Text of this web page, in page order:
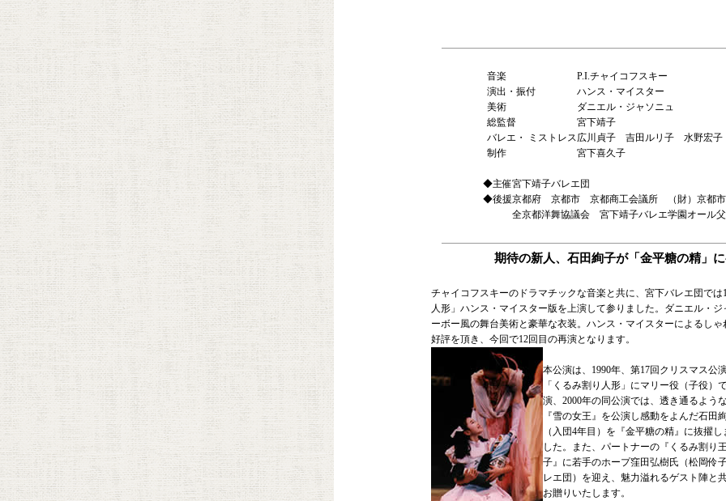
音楽
P.I.チャイコフスキー
演出・振付
ハンス・マイスター
美術
ダニエル・ジャソニュ
総監督
宮下靖子
バレエ・ ミストレス 広川貞子 吉田ルリ子 水野宏
制作
宮下喜久子
◆主催宮下靖子バレエ団
◆後援京都府 京都市 京都商工会議所 （財）京都市
全京都洋舞協議会 宮下靖子バレエ学園オール
期待の新人、石田絢子が「金平糖の精」
チャイコフスキーのドラマチックな音楽と共に、宮下バレエ団では
人形」ハンス・マイスター版を上演して参りました。ダニエル・
ーボー風の舞台美術と豪華な衣装。ハンス・マイスターによるし
好評を頂き、今回で12回目の再演となります。
本公演は、1990年、第17回クリスマス公
「くるみ割り人形」にマリー役（子役）
演、2000年の同公演では、透き通るよう
『雪の女王』を公演し感動をよんだ石田
（入団4年目）を『金平糖の精』に抜擢し
した。また、パートナーの『くるみ割り
子』に若手のホープ窪田弘樹氏（松岡伶
レエ団）を迎え、魅力溢れるゲスト陣と
お贈りいたします。